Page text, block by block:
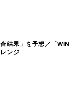
結果」を予想／「WIN
ンジ